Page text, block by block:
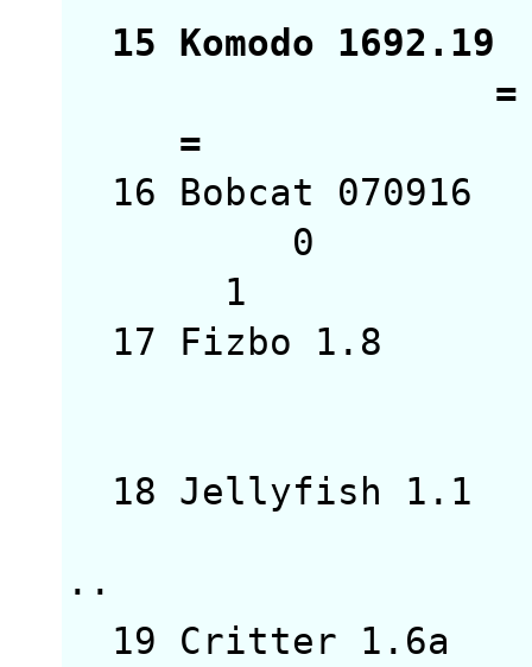
15 Komodo
=
16 Bobcat
0
17 Fizbo 1.8
18 Jellyfish
··
19 Critter